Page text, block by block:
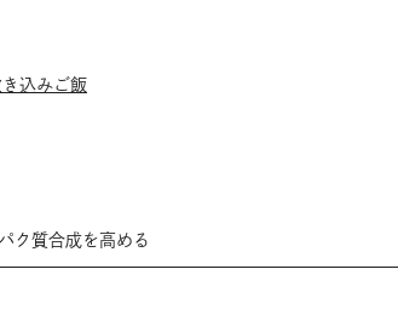
込みご飯
ク質合成を高める